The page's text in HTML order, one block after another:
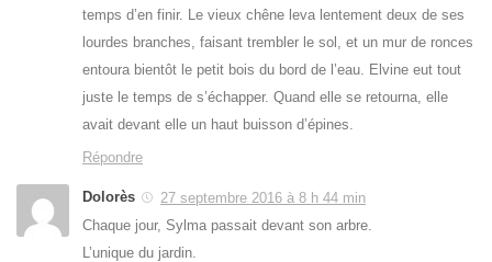
temps d’en finir. Le vieux chêne leva lentement deux de ses
lourdes branches, faisant trembler le sol, et un mur de ronces
entoura bientôt le petit bois du bord de l’eau. Elvine eut tout
juste le temps de s’échapper. Quand elle se retourna, elle
avait devant elle un haut buisson d’épines.
Répondre
Dolorès
27 septembre 2016 à 8 h 44 min
Chaque jour, Sylma passait devant son arbre.
L’unique du jardin.